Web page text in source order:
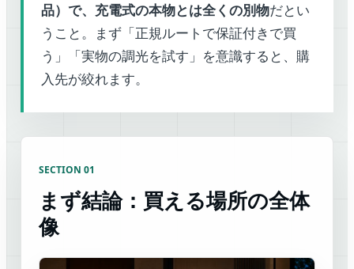
品）で、充電式の本物とは全くの別物だとい
うこと。まず「正規ルートで保証付きで買
う」「実物の調光を試す」を意識すると、購
入先が絞れます。
SECTION 01
まず結論：買える場所の全体
像